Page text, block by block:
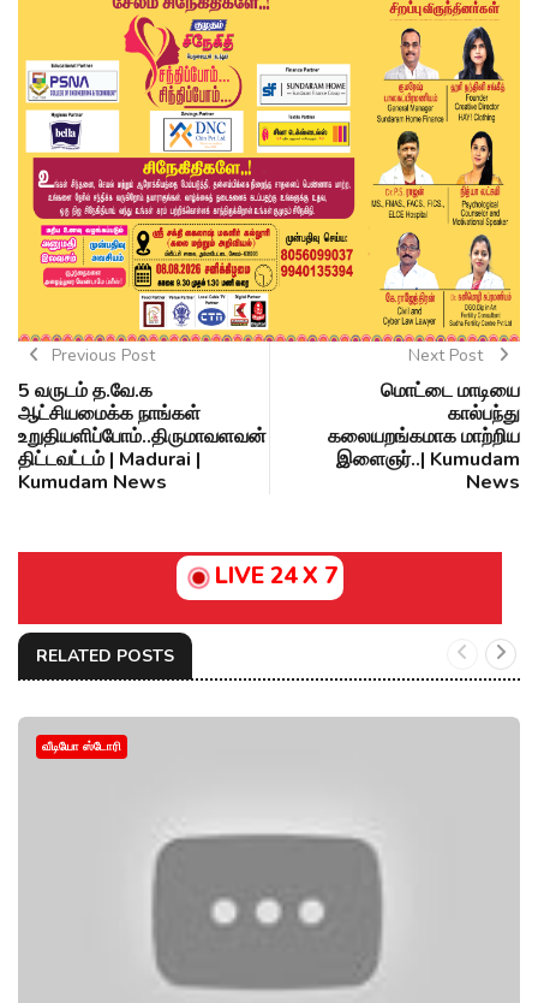
Previous Post
5 வருடம் த.வே.க
ஆட்சியமைக்க நாங்கள்
உறுதியளிப்போம்..திருமாவளவன்
திட்டவட்டம் | Madurai |
Kumudam News
Next Post
மொட்டை மாடியை
கால்பந்து
கலையறங்கமாக மாற்றிய
இளைஞர்..| Kumudam
News
LIVE 24 X 7
RELATED POSTS
வீடியோ ஸ்டோரி